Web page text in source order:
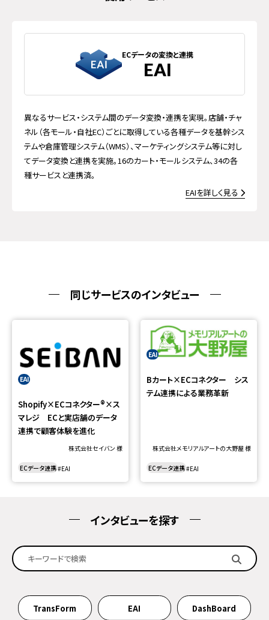
ECデータの変換と連携
EAI
異なるサービス・システム間のデータ変換・連携を実現。店舗・チャ
ネル（各モール・自社EC）ごとに取得している各種データを基幹シス
テムや倉庫管理システム（WMS）、マーケティングシステム等に対し
てデータ変換と連携を実施。16のカート・モールシステム、34の各
種サービスと連携済。
EAIを詳しく見る
同じサービスのインタビュー
EAI
Shopify×ECコネクター®×ス
マレジ ECと実店舗のデータ
連携で顧客体験を進化
株式会社セイバン 様
ECデータ連携 EAI
EAI
Bカート×ECコネクター シス
テム連携による業務革新
株式会社メモリアルアートの大野屋様
ECデータ連携 EAI
インタビューを探す
TransForm EAI DashBoard